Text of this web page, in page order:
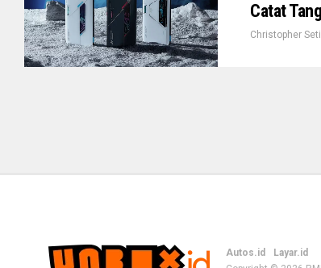
Catat
Christopher
Autos.id
Layar.id